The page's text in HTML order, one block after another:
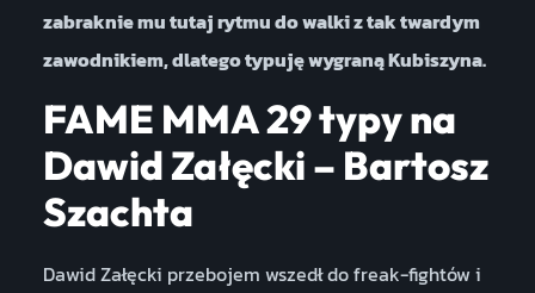
zabraknie mu tutaj rytmu do walki z tak twardym
zawodnikiem, dlatego typuję wygraną Kubiszyna.
FAME MMA 29 typy na
Dawid Załęcki – Bartosz
Szachta
Dawid Załęcki przebojem wszedł do freak-fightów i